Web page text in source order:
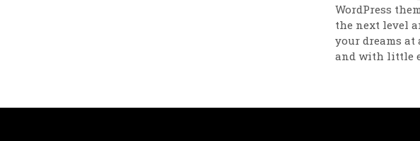
WordPress
the next level
your dreams at
and with little